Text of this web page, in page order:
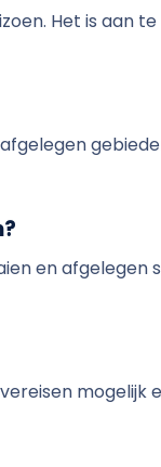
Het is aan
en afgelegen
mogelijk